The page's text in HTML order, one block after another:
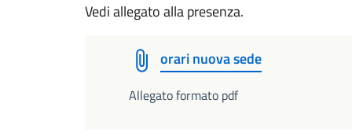
Vedi allegato alla presenza.
orari nuova sede
Allegato formato pdf